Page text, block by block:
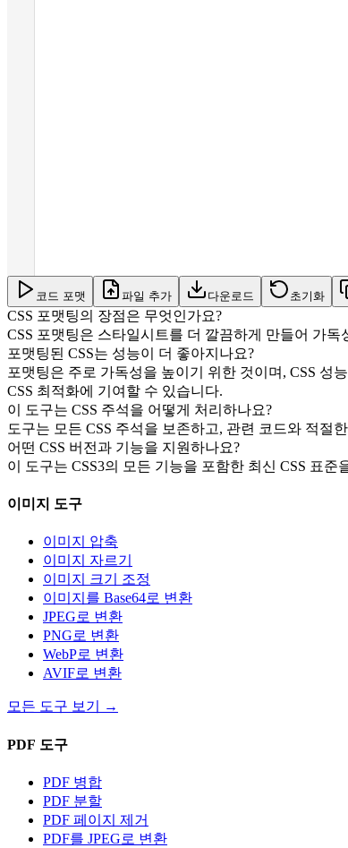
코드 포맷 파일 추가 다운로드 초기화
CSS 포맷팅의 장점은 무엇인가요?
CSS 포맷팅은 스타일시트를 더 깔끔하게 만들어 가
포맷팅된 CSS는 성능이 더 좋아지나요?
포맷팅은 주로 가독성을 높이기 위한 것이며, CSS 성
CSS 최적화에 기여할 수 있습니다.
이 도구는 CSS 주석을 어떻게 처리하나요?
도구는 모든 CSS 주석을 보존하고, 관련 코드와 적절
어떤 CSS 버전과 기능을 지원하나요?
이 도구는 CSS3의 모든 기능을 포함한 최신 CSS 표
이미지 도구
이미지 압축
이미지 자르기
이미지 크기 조정
이미지를 Base64로 변환
JPEG로 변환
PNG로 변환
WebP로 변환
AVIF로 변환
모든 도구 보기 →
PDF 도구
PDF 병합
PDF 분할
PDF 페이지 제거
PDF를 JPEG로 변환